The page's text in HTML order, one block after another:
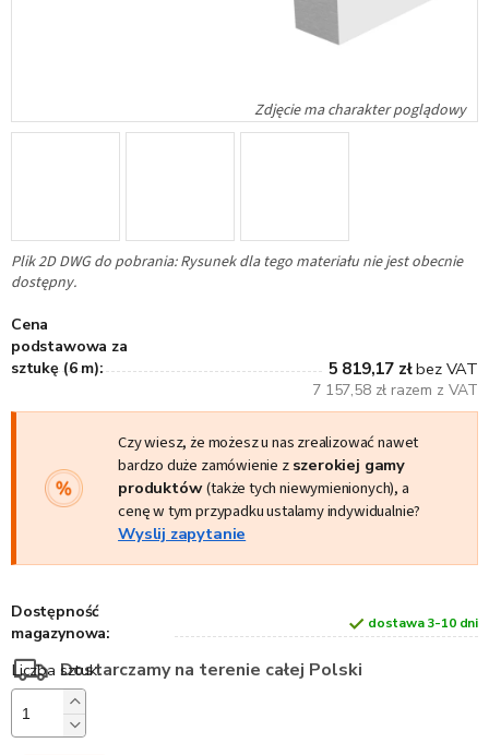
Plik 2D DWG do pobrania: Rysunek dla tego materiału nie jest obecnie
dostępny.
Cena
podstawowa za
sztukę (6 m):
5 819,17 złbez VAT
7 157,58 zł razem z VAT
Czy wiesz, że możesz u nas zrealizować nawet
bardzo duże zamówienie z szerokiej gamy
produktów(także tych niewymienionych), a
cenę w tym przypadku ustalamy indywidualnie?
Wyslij zapytanie
Dostępność
magazynowa:
dostawa 3-10 dni
Dostarczamy na terenie całej Polski